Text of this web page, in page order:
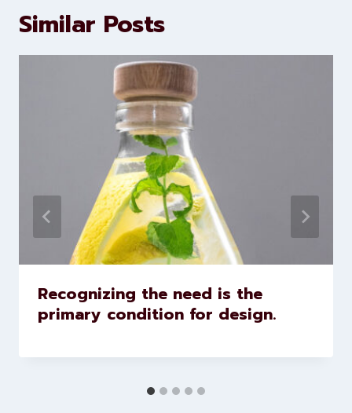
Similar Posts
Recognizing the need is the
primary condition for design.